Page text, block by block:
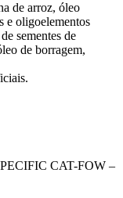
de arroz, óleo
e oligoelementos
sementes de
de borragem,
CAT-FOW –